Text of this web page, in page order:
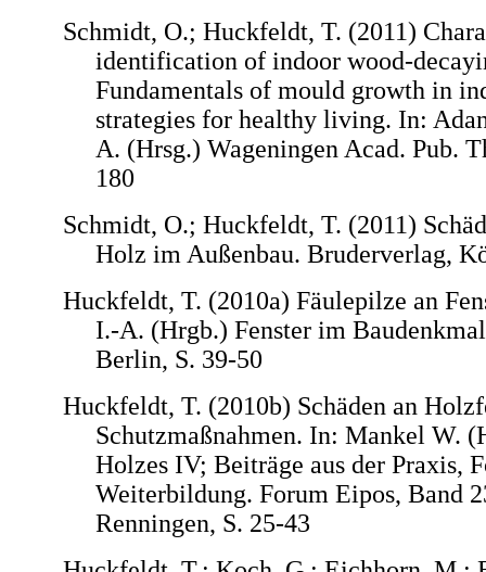
Schmidt, O.; Huckfeldt, T. (2011)
identification of indoor wood-
Fundamentals of mould growth in
strategies for healthy living. In:
A. (Hrsg.) Wageningen Acad. Pub.
180
Schmidt, O.; Huckfeldt, T. (2011)
Holz im Außenbau. Bruderverlag,
Huckfeldt, T. (2010a) Fäulepilze an
I.-A. (Hrgb.) Fenster im
Berlin, S. 39-50
Huckfeldt, T. (2010b) Schäden an
Schutzmaßnahmen. In: Mankel W.
Holzes IV; Beiträge aus der Praxis,
Weiterbildung. Forum Eipos, Band
Renningen, S. 25-43